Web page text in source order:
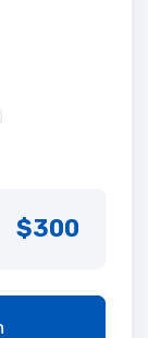
$300